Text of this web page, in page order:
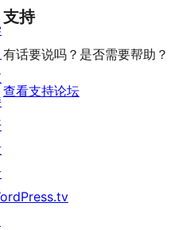
价
评
星
价
支持
有话要说吗？是否需要帮助？
查看支持论坛